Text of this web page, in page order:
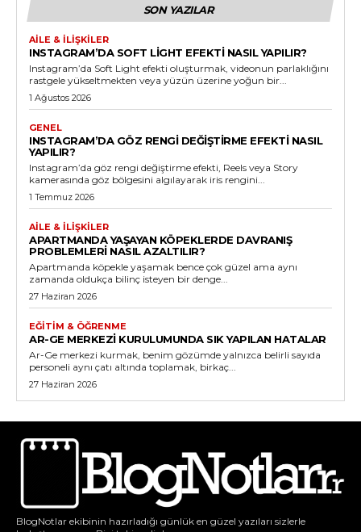
SON YAZILAR
AILE & İLIŞKILER
INSTAGRAM’DA SOFT LIGHT EFEKTI NASIL YAPILIR?
Instagram’da Soft Light efekti oluşturmak, videonun parlaklığını
rastgele yükseltmekten veya yüzün üzerine yoğun bir...
1 Ağustos 2026
GENEL
INSTAGRAM’DA GÖZ RENGI DEĞIŞTIRME EFEKTI NASIL
YAPILIR?
Instagram’da göz rengi değiştirme efekti, Reels veya Story
kamerasında göz bölgesini algılayarak iris rengini...
1 Temmuz 2026
AILE & İLIŞKILER
APARTMANDA YAŞAYAN KÖPEKLERDE DAVRANIŞ
PROBLEMLERI NASIL AZALTILIR?
Apartmanda köpekle yaşamak bence çok güzel ama aynı
zamanda oldukça bilinç isteyen bir denge...
27 Haziran 2026
EĞITIM & ÖĞRENME
AR-GE MERKEZI KURULUMUNDA SIK YAPILAN HATALAR
Ar-Ge merkezi kurmak, benim gözümde yalnızca belirli sayıda
personeli aynı çatı altında toplamak, birkaç...
27 Haziran 2026
BlogNotlar ekibinin hazırladığı günlük en güzel yazıları sizlerle